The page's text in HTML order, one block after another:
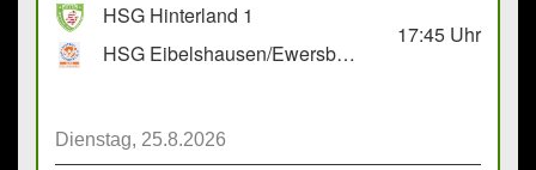
HSG Hinterland 1
HSG Eibelshausen/Ewersbach GbR 2
17:45 Uhr
Dienstag, 25.8.2026